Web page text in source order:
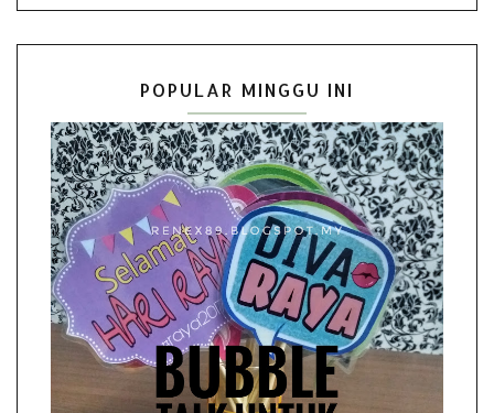
POPULAR MINGGU INI